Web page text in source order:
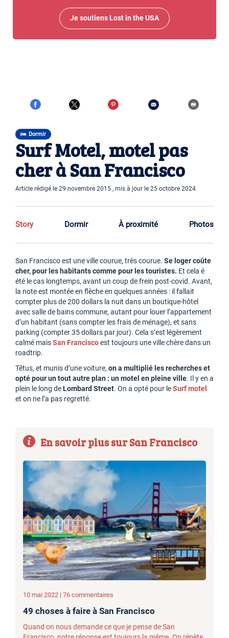
Dormir
Surf Motel, motel pas
cher à San Francisco
Article rédigé le 29 novembre 2015 , mis à jour le 25 octobre 2024
Story Dormir À proximité Photos
San Francisco est une ville courue, très courue. Se loger coûte
cher, pour les habitants comme pour les touristes. Et cela é
été le cas longtemps, avant un coup de frein post-covid. Avant,
la note est montée en flèche en quelques années : il fallait
compter plus de 200 dollars la nuit dans un boutique-hôtel
avec salle de bains commune, autant pour louer l’appartement
d’un habitant (sans compter les frais de ménage), et sans
parking (compter 35 dollars par jour). Cela s’est légèrement
calmé maisSan Franciscoest toujours une ville chère dans un
roadtrip.
Têtus, et munis d’une voiture, on a multiplié les recherches et
opté pour un tout autre plan : un motel en pleine ville. Il y en a
plein le long deLombard Street. On a opté pour leSurf motel
et on ne l’a pas regretté.
En savoir plus sur San Francisco
10 mai 2022 | 76 commentaires
49 choses à faire à San Francisco
Quand on nous demande ce que je pense de San
Je soutiens Lost in the USA